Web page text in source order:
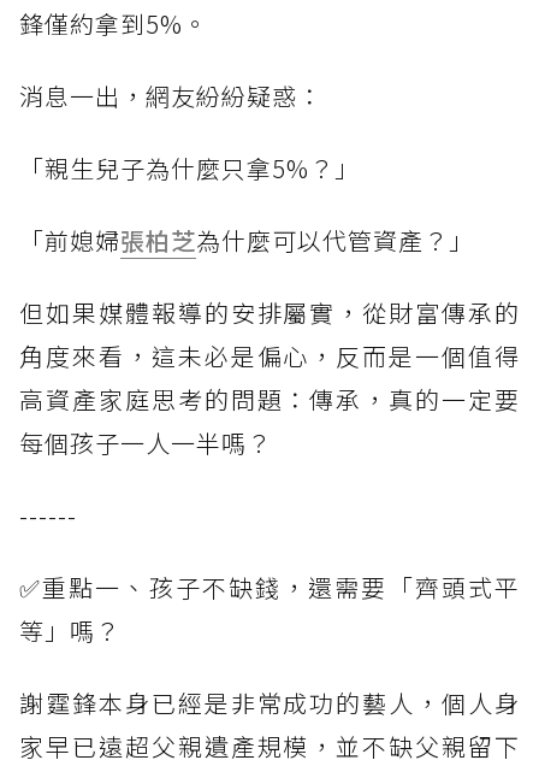
鋒僅約拿到5%。
消息一出，網友紛紛疑惑：
「親生兒子為什麼只拿5%？」
「前媳婦張柏芝為什麼可以代管資產？」
但如果媒體報導的安排屬實，從財富傳承的
角度來看，這未必是偏心，反而是一個值得
高資產家庭思考的問題：傳承，真的一定要
每個孩子一人一半嗎？
------
✅重點一、孩子不缺錢，還需要「齊頭式平
等」嗎？
謝霆鋒本身已經是非常成功的藝人，個人身
家早已遠超父親遺產規模，並不缺父親留下